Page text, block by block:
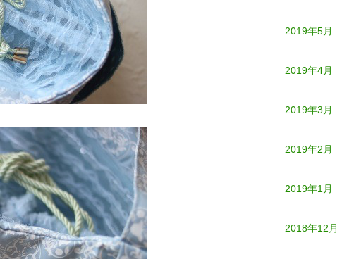
2019年5月
2019年4月
2019年3月
2019年2月
2019年1月
2018年12月